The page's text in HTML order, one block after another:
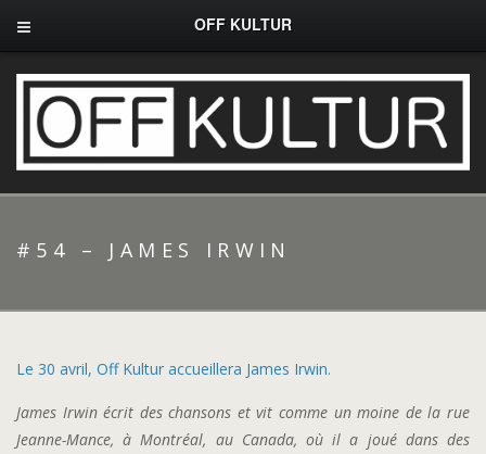
OFF KULTUR
#54 – JAMES IRWIN
Le 30 avril, Off Kultur accueillera James Irwin.
James Irwin écrit des chansons et vit comme un moine de la rue
Jeanne-Mance, à Montréal, au Canada, où il a joué dans des